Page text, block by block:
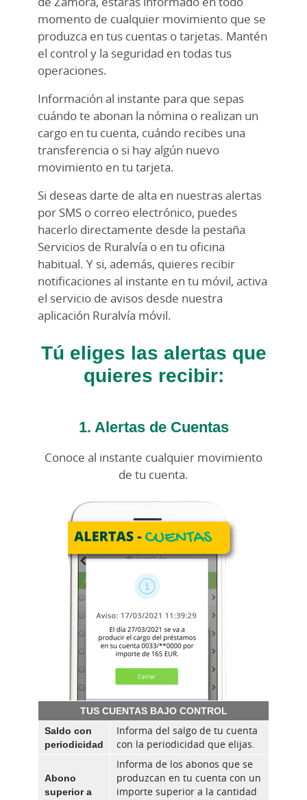
momento de cualquier movimiento que se
produzca en tus cuentas o tarjetas. Mantén
el control y la seguridad en todas tus
operaciones.
Información al instante para que sepas
cuándo te abonan la nómina o realizan un
cargo en tu cuenta, cuándo recibes una
transferencia o si hay algún nuevo
movimiento en tu tarjeta.
Si deseas darte de alta en nuestras alertas
por SMS o correo electrónico, puedes
hacerlo directamente desde la pestaña
Servicios de Ruralvía o en tu oficina
habitual. Y si, además, quieres recibir
notificaciones al instante en tu móvil, activa
el servicio de avisos desde nuestra
aplicación Ruralvía móvil.
Tú eliges las alertas que
quieres recibir:
1. Alertas de Cuentas
Conoce al instante cualquier movimiento
de tu cuenta.
TUS CUENTAS BAJO CONTROL
Saldo con
periodicidad
Informa del salgo de tu cuenta
con la periodicidad que elijas.
Abono
superior a
Informa de los abonos que se
produzcan en tu cuenta con un
importe superior a la cantidad